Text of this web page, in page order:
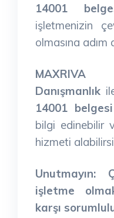
14001
işletmenizin
olmasına
Danışmanlık
14001 belgesi
bilgi edinebilir
hizmeti
Unutmayın:
işletme
karşı